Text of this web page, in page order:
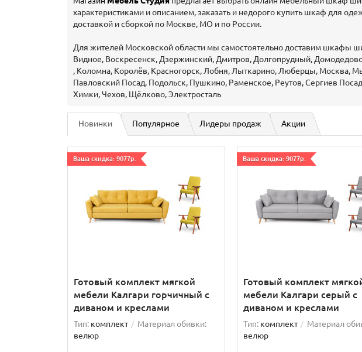
характеристиками и описанием, заказать и недорого купить шкаф для
доставкой и сборкой по Москве, МО и по России.
Для жителей Московской области мы самостоятельно доставим шкафы
Видное, Воскресенск, Дзержинский, Дмитров, Долгопрудный,
, Коломна, Королёв, Красногорск, Лобня, Лыткарино, Люберцы, Москва,
Павловский Посад, Подольск, Пушкино, Раменское, Реутов, Сергиев
Химки, Чехов, Щёлково, Электросталь
Новинки Популярное Лидеры продаж Акции
Ваша скидка: 9077р.
Готовый комплект мягкой
мебели Калгари горчичный с
диваном и креслами
Тип: комплект
Материал обивки:
велюр
Ваша скидка: 9077р.
Готовый комплект
мебели Калгари серый с
диваном и креслами
Тип: комплект
Материал
велюр